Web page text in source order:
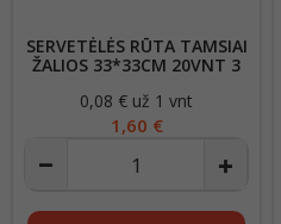
SERVETĖLĖS RŪTA TAMSIAI
ŽALIOS 33*33CM 20VNT 3
Kaina
0,08 € už 1 vnt
1,60 €